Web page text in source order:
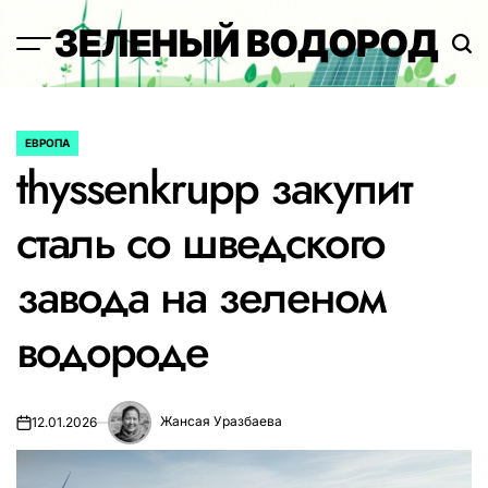
содержимому
ЗЕЛЕНЫЙ ВОДОРОД
ОПУБЛИКОВАНО
ЕВРОПА
thyssenkrupp закупит
сталь со шведского
завода на зеленом
водороде
12.01.2026 Жансая Уразбаева